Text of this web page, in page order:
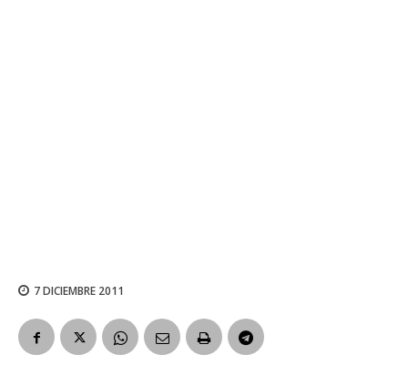
7 DICIEMBRE 2011